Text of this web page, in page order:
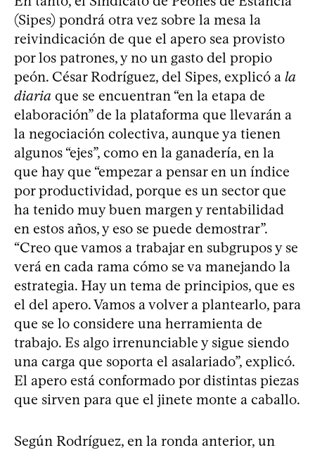
(Sipes) pondrá otra vez sobre la mesa la
reivindicación de que el apero sea provisto
por los patrones, y no un gasto del propio
peón. César Rodríguez, del Sipes, explicó a la
diaria que se encuentran “en la etapa de
elaboración” de la plataforma que llevarán a
la negociación colectiva, aunque ya tienen
algunos “ejes”, como en la ganadería, en la
que hay que “empezar a pensar en un índice
por productividad, porque es un sector que
ha tenido muy buen margen y rentabilidad
en estos años, y eso se puede demostrar”.
“Creo que vamos a trabajar en subgrupos y se
verá en cada rama cómo se va manejando la
estrategia. Hay un tema de principios, que es
el del apero. Vamos a volver a plantearlo, para
que se lo considere una herramienta de
trabajo. Es algo irrenunciable y sigue siendo
una carga que soporta el asalariado”, explicó.
El apero está conformado por distintas piezas
que sirven para que el jinete monte a caballo.
Según Rodríguez, en la ronda anterior, un